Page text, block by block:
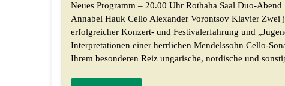
Neues Programm – 20.00 Uhr Rothaha Saal Duo-Abend
Annabel Hauk Cello Alexander Vorontsov Klavier Zwei
erfolgreicher Konzert- und Festivalerfahrung und
Interpretationen einer herrlichen Mendelssohn Cello-
Ihrem besonderen Reiz ungarische, nordische und